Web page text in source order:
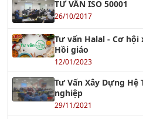
TƯ VẤN ISO 50001
26/10/2017
Tư vấn Halal - Cơ
Hồi giáo
12/01/2023
Tư Vấn Xây Dựng Hệ
nghiệp
29/11/2021